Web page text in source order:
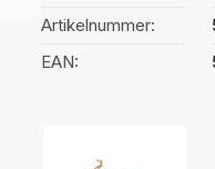
Artikelnummer:
EAN: